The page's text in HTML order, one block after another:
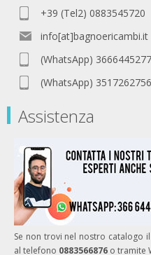
+39 (Tel2) 0883545720
info[at]bagnoericambi.it
(WhatsApp) 3666445277
(WhatsApp) 3517262756
Assistenza
Se non trovi nel nostro catalogo
al telefono 0883566876 o tramite